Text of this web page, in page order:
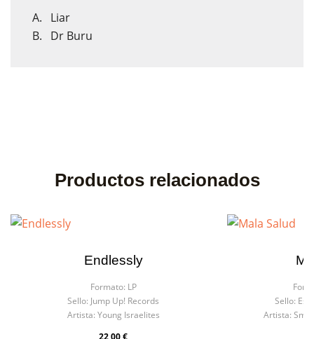
A. Liar
B. Dr Buru
Productos relacionados
Endlessly
Formato: LP
Sello: Jump Up! Records
Artista: Young Israelites
22,00 €
Sello:
Artista: